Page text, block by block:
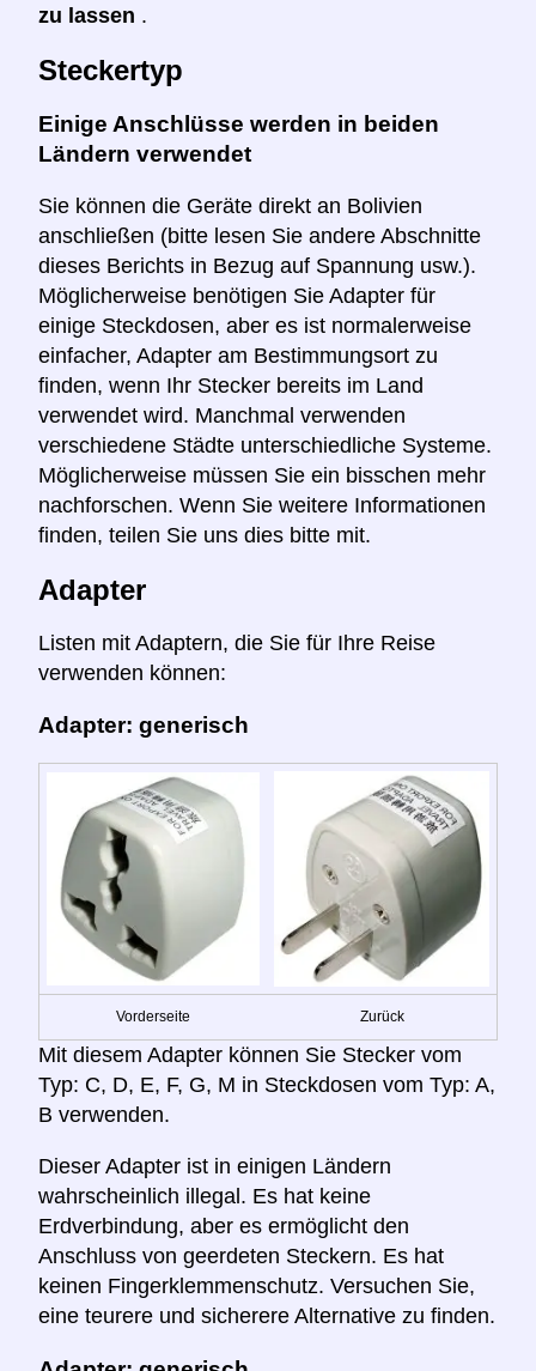
zu lassen .
Steckertyp
Einige Anschlüsse werden in beiden
Ländern verwendet
Sie können die Geräte direkt an Bolivien
anschließen (bitte lesen Sie andere Abschnitte
dieses Berichts in Bezug auf Spannung usw.).
Möglicherweise benötigen Sie Adapter für
einige Steckdosen, aber es ist normalerweise
einfacher, Adapter am Bestimmungsort zu
finden, wenn Ihr Stecker bereits im Land
verwendet wird. Manchmal verwenden
verschiedene Städte unterschiedliche Systeme.
Möglicherweise müssen Sie ein bisschen mehr
nachforschen. Wenn Sie weitere Informationen
finden, teilen Sie uns dies bitte mit.
Adapter
Listen mit Adaptern, die Sie für Ihre Reise
verwenden können:
Adapter: generisch
Vorderseite Zurück
Mit diesem Adapter können Sie Stecker vom
Typ: C, D, E, F, G, M in Steckdosen vom Typ: A,
B verwenden.
Dieser Adapter ist in einigen Ländern
wahrscheinlich illegal. Es hat keine
Erdverbindung, aber es ermöglicht den
Anschluss von geerdeten Steckern. Es hat
keinen Fingerklemmenschutz. Versuchen Sie,
eine teurere und sicherere Alternative zu finden.